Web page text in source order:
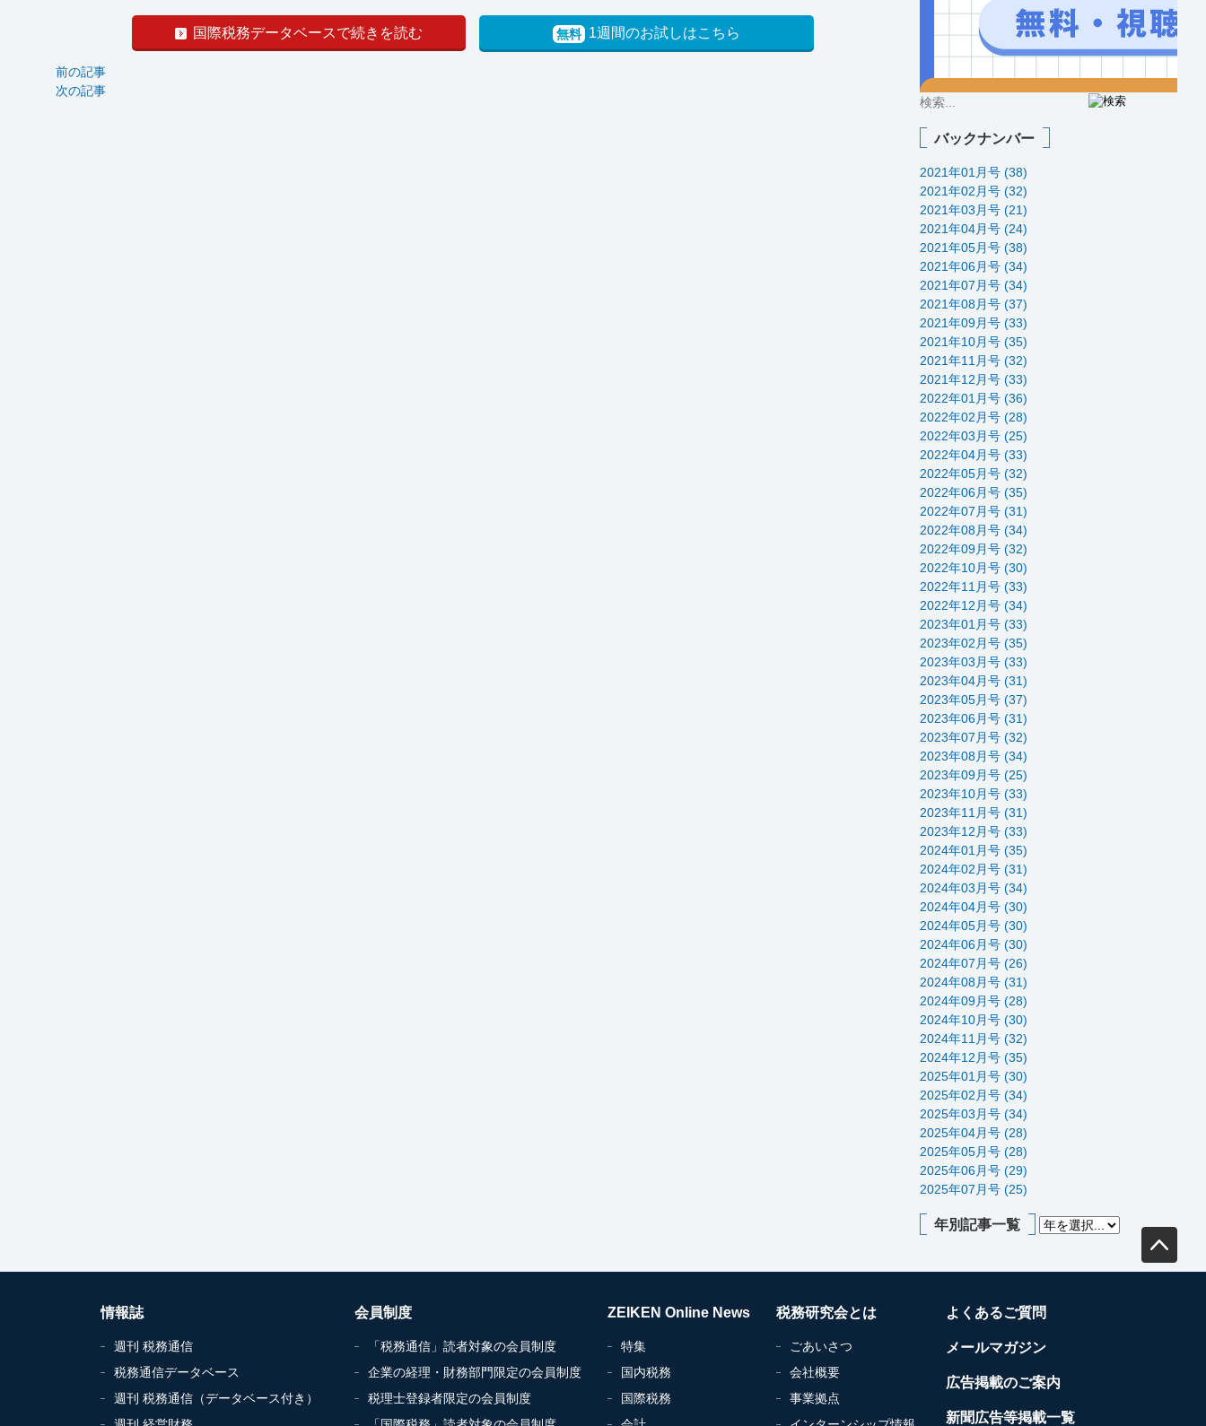
国際税務データベースで続きを読む 無料 1週間のお試しはこちら
前の記事
次の記事
バックナンバー
2021年01月号 (38)
2021年02月号 (32)
2021年03月号 (21)
2021年04月号 (24)
2021年05月号 (38)
2021年06月号 (34)
2021年07月号 (34)
2021年08月号 (37)
2021年09月号 (33)
2021年10月号 (35)
2021年11月号 (32)
2021年12月号 (33)
2022年01月号 (36)
2022年02月号 (28)
2022年03月号 (25)
2022年04月号 (33)
2022年05月号 (32)
2022年06月号 (35)
2022年07月号 (31)
2022年08月号 (34)
2022年09月号 (32)
2022年10月号 (30)
2022年11月号 (33)
2022年12月号 (34)
2023年01月号 (33)
2023年02月号 (35)
2023年03月号 (33)
2023年04月号 (31)
2023年05月号 (37)
2023年06月号 (31)
2023年07月号 (32)
2023年08月号 (34)
2023年09月号 (25)
2023年10月号 (33)
2023年11月号 (31)
2023年12月号 (33)
2024年01月号 (35)
2024年02月号 (31)
2024年03月号 (34)
2024年04月号 (30)
2024年05月号 (30)
2024年06月号 (30)
2024年07月号 (26)
2024年08月号 (31)
2024年09月号 (28)
2024年10月号 (30)
2024年11月号 (32)
2024年12月号 (35)
2025年01月号 (30)
2025年02月号 (34)
2025年03月号 (34)
2025年04月号 (28)
2025年05月号 (28)
2025年06月号 (29)
2025年07月号 (25)
年別記事一覧
情報誌
週刊 税務通信
税務通信データベース
週刊 税務通信（データベース付き）
会員制度
「税務通信」読者対象の会員制度
企業の経理・財務部門限定の会員制度
税理士登録者限定の会員制度
ZEIKEN Online News
特集
国内税務
国際税務
税務研究会とは
ごあいさつ
会社概要
事業拠点
よくあるご質問
メールマガジン
広告掲載のご案内
新聞広告等掲載一覧